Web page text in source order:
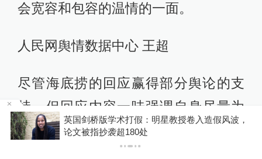
会宽容和包容的温情的一面。
人民网舆情数据中心 王超
尽管海底捞的回应赢得部分舆论的支
持，但回应内容一味强调自身尽量为
顾客提供服务，却未对消费者提出的
，
我使馆发布公民赴泰参加文体活动提醒：文明、
理性、有序